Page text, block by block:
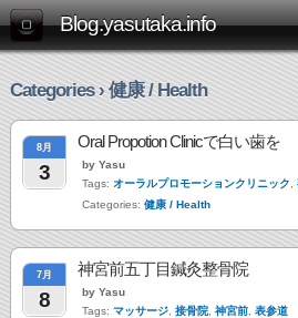
Blog.yasutaka.info
Categories › 健康 / Health
8月
3
Oral Propotion Clinicで白い歯を
by Yasu
Tags: オーラルプロモーションクリニック
Categories: 健康 / Health
7月
8
神宮前五丁目鍼灸整骨院
by Yasu
Tags: マッサージ 接骨院 神宮前 表参道